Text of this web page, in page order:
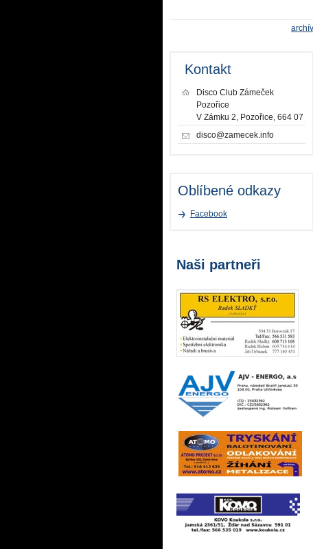
archív
Kontakt
Disco Club Zámeček
Pozořice
V Zámku 2, Pozořice, 664 07
disco@zamecek.info
Oblíbené odkazy
Facebook
Naši partneři